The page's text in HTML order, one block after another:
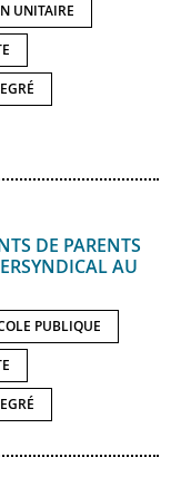
UNITAIRE
DE PARENTS
AU
PUBLIQUE